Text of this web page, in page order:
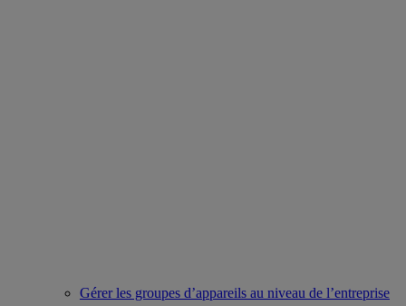
Gérer les groupes d’appareils au niveau de l’entreprise